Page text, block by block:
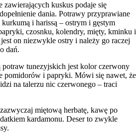
kuskus podaje się
dania. Potrawy przyprawiane
kurkumą i harissą – ostrym i gęstym
czosnku, kolendry, mięty, kminku i
on niezwykle ostry i należy go raczej
dań.
potraw tunezyjskich jest kolor czerwony
pomidorów i papryki. Mówi się nawet, że
na talerzu nic czerwonego – traci
miętową herbatę, kawę po
kardamonu. Deser to zwykle